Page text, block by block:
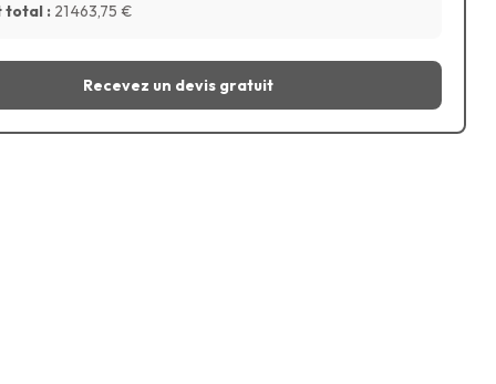
total : 21 463,75 €
Recevez un devis gratuit